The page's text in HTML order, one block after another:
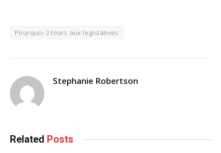
Pourquoi 2 tours aux legislatives
Stephanie Robertson
Related Posts